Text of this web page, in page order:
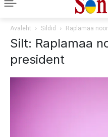
Avaleht Sildid Raplamaa
Silt: Raplamaa
president